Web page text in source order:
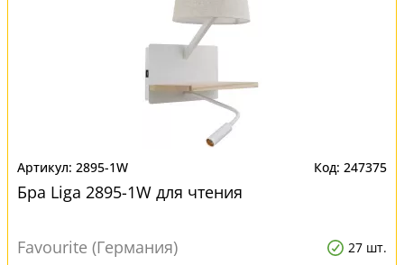
2895-1W 247375
Бра Liga 2895-1W для чтения
Favourite (Германия) 27 шт.